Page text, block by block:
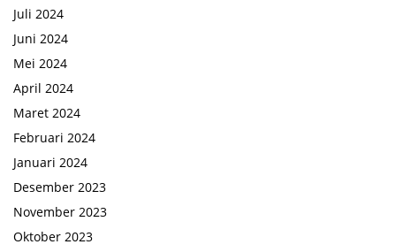
Juli 2024
Juni 2024
Mei 2024
April 2024
Maret 2024
Februari 2024
Januari 2024
Desember 2023
November 2023
Oktober 2023